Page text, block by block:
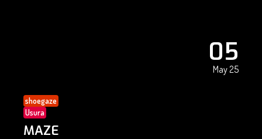
05
May 25
shoegaze
Usura
MAZE